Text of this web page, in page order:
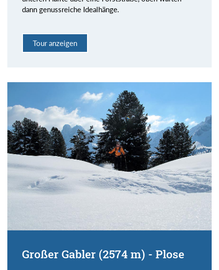
dann genussreiche Idealhänge.
Tour anzeigen
Großer Gabler (2574 m) - Plose